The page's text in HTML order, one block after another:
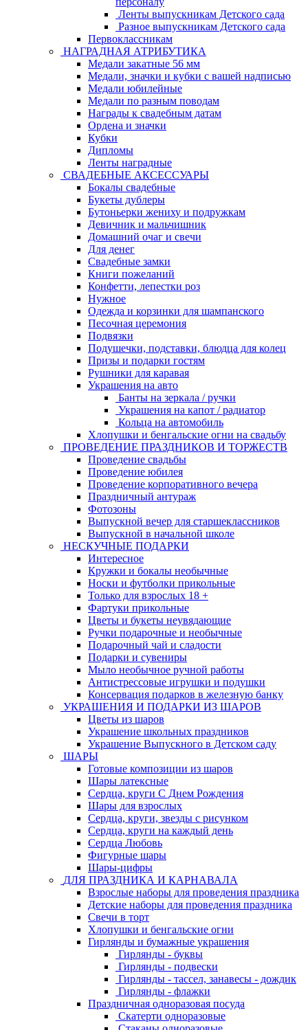
Ленты выпускникам Детского сада
Разное выпускникам Детского сада
Первоклассникам
НАГРАДНАЯ АТРИБУТИКА
Медали закатные 56 мм
Медали, значки и кубки с вашей надписью
Медали юбилейные
Медали по разным поводам
Награды к свадебным датам
Ордена и значки
Кубки
Дипломы
Ленты наградные
СВАДЕБНЫЕ АКСЕССУАРЫ
Бокалы свадебные
Букеты дублеры
Бутоньерки жениху и подружкам
Девичник и мальчишник
Домашний очаг и свечи
Для денег
Свадебные замки
Книги пожеланий
Конфетти, лепестки роз
Нужное
Одежда и корзинки для шампанского
Песочная церемония
Подвязки
Подушечки, подставки, блюдца для колец
Призы и подарки гостям
Рушники для каравая
Украшения на авто
Банты на зеркала / ручки
Украшения на капот / радиатор
Кольца на автомобиль
Хлопушки и бенгальские огни на свадьбу
ПРОВЕДЕНИЕ ПРАЗДНИКОВ И ТОРЖЕСТВ
Проведение свадьбы
Проведение юбилея
Проведение корпоративного вечера
Праздничный антураж
Фотозоны
Выпускной вечер для старшеклассников
Выпускной в начальной школе
НЕСКУЧНЫЕ ПОДАРКИ
Интересное
Кружки и бокалы необычные
Носки и футболки прикольные
Только для взрослых 18 +
Фартуки прикольные
Цветы и букеты неувядающие
Ручки подарочные и необычные
Подарочный чай и сладости
Подарки и сувениры
Мыло необычное ручной работы
Антистрессовые игрушки и подушки
Консервация подарков в железную банку
УКРАШЕНИЯ И ПОДАРКИ ИЗ ШАРОВ
Цветы из шаров
Украшение школьных праздников
Украшение Выпускного в Детском саду
ШАРЫ
Готовые композиции из шаров
Шары латексные
Сердца, круги С Днем Рождения
Шары для взрослых
Сердца, круги, звезды с рисунком
Сердца, круги на каждый день
Сердца Любовь
Фигурные шары
Шары-цифры
ДЛЯ ПРАЗДНИКА И КАРНАВАЛА
Взрослые наборы для проведения праздника
Детские наборы для проведения праздника
Свечи в торт
Хлопушки и бенгальские огни
Гирлянды и бумажные украшения
Гирлянды - буквы
Гирлянды - подвески
Гирлянды - тассел, занавесы - дождик
Гирлянды - флажки
Праздничная одноразовая посуда
Скатерти одноразовые